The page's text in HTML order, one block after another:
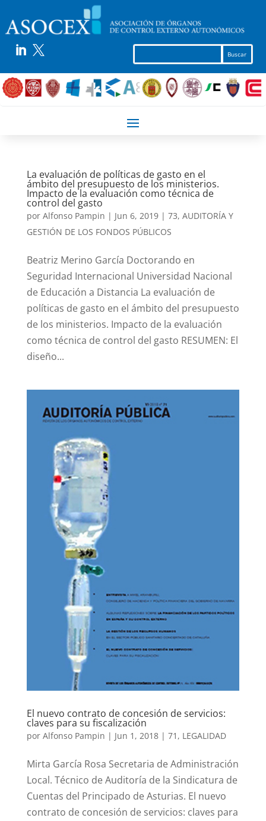
 
La evaluación de políticas de gasto en el
ámbito del presupuesto de los ministerios.
Impacto de la evaluación como técnica de
control del gasto
por Alfonso Pampin | Jun 6, 2019| 73, AUDITORÍA Y
GESTIÓN DE LOS FONDOS PÚBLICOS
Beatriz Merino García Doctorando en
Seguridad Internacional Universidad Nacional
de Educación a Distancia La evaluación de
políticas de gasto en el ámbito del presupuesto
de los ministerios. Impacto de la evaluación
como técnica de control del gasto RESUMEN: El
diseño...
El nuevo contrato de concesión de servicios:
claves para su fiscalización
por Alfonso Pampin | Jun 1, 2018| 71 , LEGALIDAD
Mirta García Rosa Secretaria de Administración
Local. Técnico de Auditoría de la Sindicatura de
Cuentas del Principado de Asturias. El nuevo
contrato de concesión de servicios: claves para